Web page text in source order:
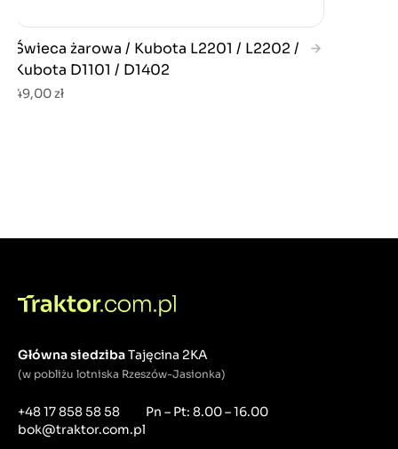
Świeca żarowa / Kubota L2201 / L2202 /
Kubota D1101 / D1402
49,00 zł
Główna siedzibaTajęcina 2KA
(w pobliżu lotniska Rzeszów-Jasionka)
+48 17 858 58 58
bok@traktor.com.pl
Pn – Pt: 8.00 – 16.00